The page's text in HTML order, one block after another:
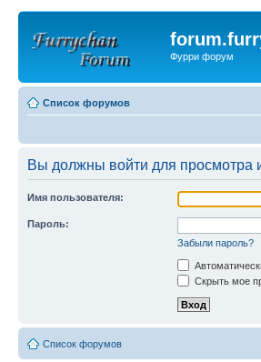
Фурри форум
Список форумов
Вы должны войти для просмотра
Имя пользователя:
Пароль:
Забыли пароль?
Скрыть мое
Список форумов